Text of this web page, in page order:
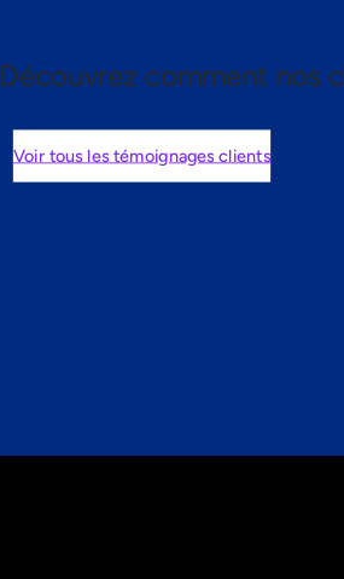
Découvrez comment nos
Voir tous les témoignages clients